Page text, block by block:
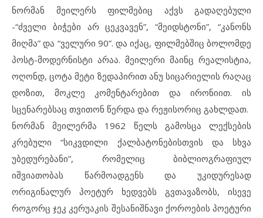
ნორმან მეილერს ფილმებიც აქვს გადაღებული
-“ძველი ბიჭები არ ცეკვავენ”, “მეიდსტონი”, “კანონს
მიღმა” და “ველური 90”. და იქაც, ფილმებშიც ბოლომდე
პოსტ-მოდერნისტი არაა. მეილერი მაინც რეალისტია,
ოღონდ, ცოტა მეტი ზედაპირით ანუ სიცარიელის რაღაც
დოზით, მოკლე კომენტარებით და ირონიით. ის
სცენარებსაც თვითონ წერდა და რეჟისორიც გახლდათ.
ნორმან მეილერმა 1962 წელს გამოსცა ლექსების
კრებული “სიკვდილი ქალბატონებისთვის და სხვა
უბედურებანი”, რომელიც ბიბლიოგრაფიულ
იშვიათობას წარმოადგენს და უკიდურესად
ორიგინალურ პოეტურ ხედვებს გვთავაზობს, ისევე
როგორც ჯეკ კერუაკის შესანიშნავი ქოროების პოეტური